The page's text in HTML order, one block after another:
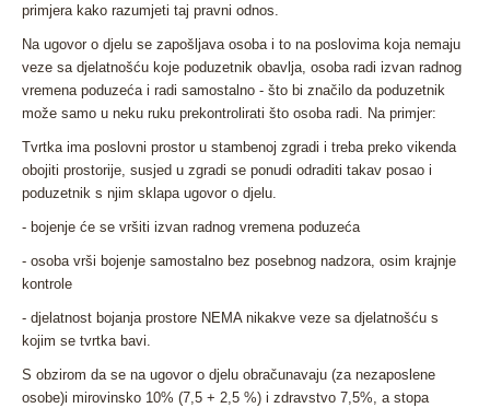
primjera kako razumjeti taj pravni odnos.
Na ugovor o djelu se zapošljava osoba i to na poslovima koja nemaju
veze sa djelatnošću koje poduzetnik obavlja, osoba radi izvan radnog
vremena poduzeća i radi samostalno - što bi značilo da poduzetnik
može samo u neku ruku prekontrolirati što osoba radi. Na primjer:
Tvrtka ima poslovni prostor u stambenoj zgradi i treba preko vikenda
obojiti prostorije, susjed u zgradi se ponudi odraditi takav posao i
poduzetnik s njim sklapa ugovor o djelu.
- bojenje će se vršiti izvan radnog vremena poduzeća
- osoba vrši bojenje samostalno bez posebnog nadzora, osim krajnje
kontrole
- djelatnost bojanja prostore NEMA nikakve veze sa djelatnošću s
kojim se tvrtka bavi.
S obzirom da se na ugovor o djelu obračunavaju (za nezaposlene
osobe)i mirovinsko 10% (7,5 + 2,5 %) i zdravstvo 7,5%, a stopa